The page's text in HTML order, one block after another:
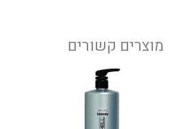
מוצרים קשורים